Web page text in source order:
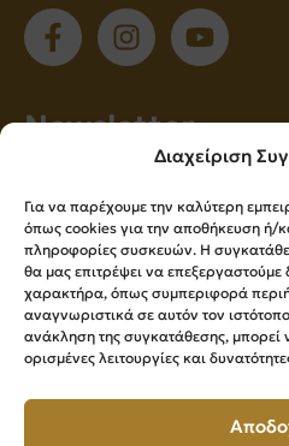
Διαχείριση
Για να παρέχουμε την καλύτερη
όπως cookies για την αποθήκευση ή/
πληροφορίες συσκευών. Η
θα μας επιτρέψει να
χαρακτήρα, όπως συμπεριφορά
αναγνωριστικά σε αυτόν τον
ανάκληση της συγκατάθεσης, μπορεί
ορισμένες λειτουργίες και
Νewsletter
ενημερώνεστε πρώτοι για
Εγγραφή